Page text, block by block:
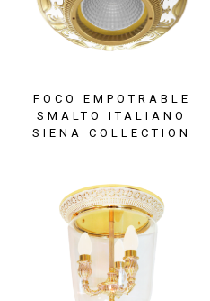
FOCO EMPOTRABLE
SMALTO ITALIANO
SIENA COLLECTION